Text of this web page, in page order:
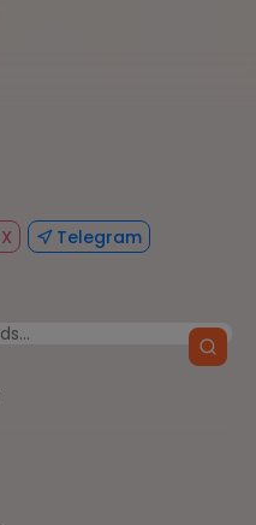
X Telegram